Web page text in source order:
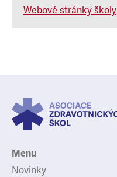
Webové stránky školy
Menu
Novinky